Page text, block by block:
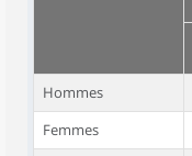
Hommes
Femmes